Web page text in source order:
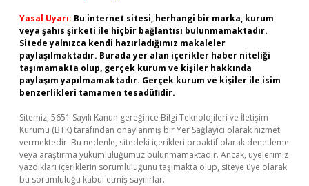
Yasal Uyarı: Bu internet sitesi, herhangi bir marka, kurum
veya şahıs şirketi ile hiçbir bağlantısı bulunmamaktadır.
Sitede yalnızca kendi hazırladığımız makaleler
paylaşılmaktadır. Burada yer alan içerikler haber niteliği
taşımamakta olup, gerçek kurum ve kişiler hakkında
paylaşım yapılmamaktadır. Gerçek kurum ve kişiler ile isim
benzerlikleri tamamen tesadüfidir.
Sitemiz, 5651 Sayılı Kanun gereğince Bilgi Teknolojileri ve İletişim
Kurumu (BTK) tarafından onaylanmış bir Yer Sağlayıcı olarak hizmet
vermektedir. Bu nedenle, sitedeki içerikleri proaktif olarak denetleme
veya araştırma yükümlülüğümüz bulunmamaktadır. Ancak, üyelerimiz
yazdıkları içeriklerin sorumluluğunu taşımakta olup, siteye üye olarak
bu sorumluluğu kabul etmiş sayılırlar.